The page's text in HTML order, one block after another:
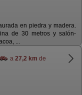
en piedra y madera.
de 30 metros y salón-
...
a 27,2 km de